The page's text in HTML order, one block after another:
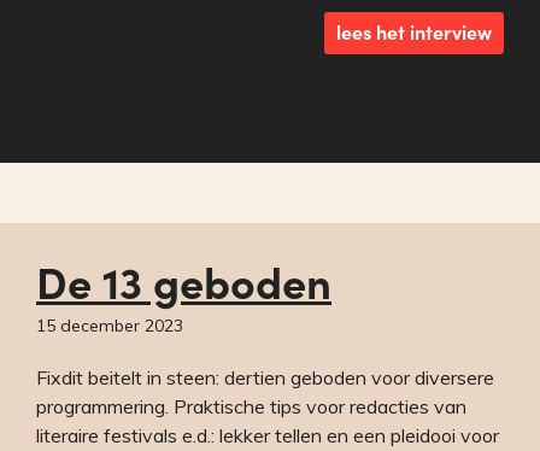
lees het interview
De 13 geboden
15 december 2023
Fixdit beitelt in steen: dertien geboden voor diversere
programmering. Praktische tips voor redacties van
literaire festivals e.d.: lekker tellen en een pleidooi voor